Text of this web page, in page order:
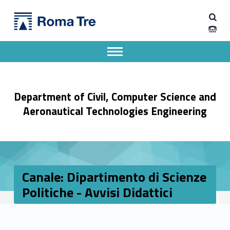
Canale: Dipartimento di Scienze Politiche - Avvisi Didattici - Dipartimento di Ingegneria Civile, Informatica e delle Tecnologie Aeronautiche
Department of Civil, Computer Science and
Aeronautical Technologies Engineering
Apri il menu secondario
Header info sidebar
Canale: Dipartimento di Scienze
Politiche - Avvisi Didattici